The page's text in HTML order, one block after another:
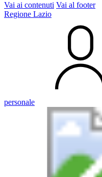
Vai ai contenuti Vai al footer
Regione Lazio
personale